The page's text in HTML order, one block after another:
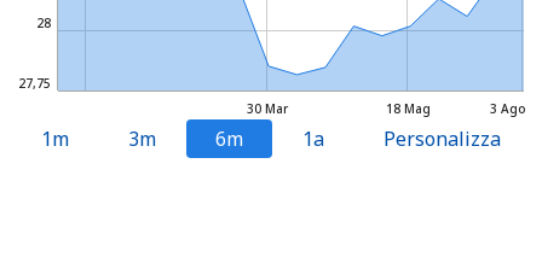
3 Ago
30 Mar 18 Mag
27,75
28
1m 3m 6m 1a Personalizza